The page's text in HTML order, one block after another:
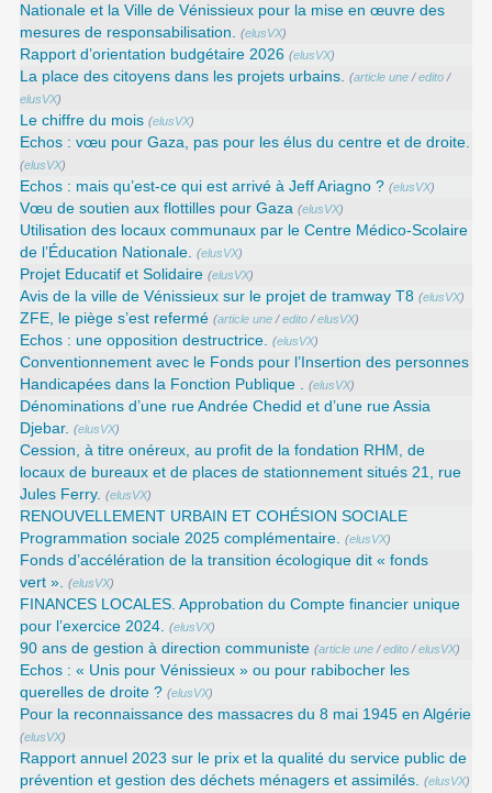
Nationale et la Ville de Vénissieux pour la mise en œuvre des
mesures de responsabilisation. (elusVX)
Rapport d’orientation budgétaire 2026 (elusVX)
La place des citoyens dans les projets urbains. (article une /edito /
elusVX)
Le chiffre du mois (elusVX)
Echos : vœu pour Gaza, pas pour les élus du centre et de droite.
(elusVX)
Echos : mais qu’est-ce qui est arrivé à Jeff Ariagno ? (elusVX)
Vœu de soutien aux flottilles pour Gaza (elusVX)
Utilisation des locaux communaux par le Centre Médico-Scolaire
de l’Éducation Nationale. (elusVX)
Projet Educatif et Solidaire (elusVX)
Avis de la ville de Vénissieux sur le projet de tramway T8 (elusVX)
ZFE, le piège s’est refermé (article une /edito /elusVX)
Echos : une opposition destructrice. (elusVX)
Conventionnement avec le Fonds pour l’Insertion des personnes
Handicapées dans la Fonction Publique . (elusVX)
Dénominations d’une rue Andrée Chedid et d’une rue Assia
Djebar. (elusVX)
Cession, à titre onéreux, au profit de la fondation RHM, de
locaux de bureaux et de places de stationnement situés 21, rue
Jules Ferry. (elusVX)
RENOUVELLEMENT URBAIN ET COHÉSION SOCIALE
Programmation sociale 2025 complémentaire. (elusVX)
Fonds d’accélération de la transition écologique dit « fonds
vert ». (elusVX)
FINANCES LOCALES. Approbation du Compte financier unique
pour l’exercice 2024. (elusVX)
90 ans de gestion à direction communiste (article une /edito /elusVX)
Echos : « Unis pour Vénissieux » ou pour rabibocher les
querelles de droite ? (elusVX)
Pour la reconnaissance des massacres du 8 mai 1945 en Algérie
(elusVX)
Rapport annuel 2023 sur le prix et la qualité du service public de
prévention et gestion des déchets ménagers et assimilés. (elusVX)